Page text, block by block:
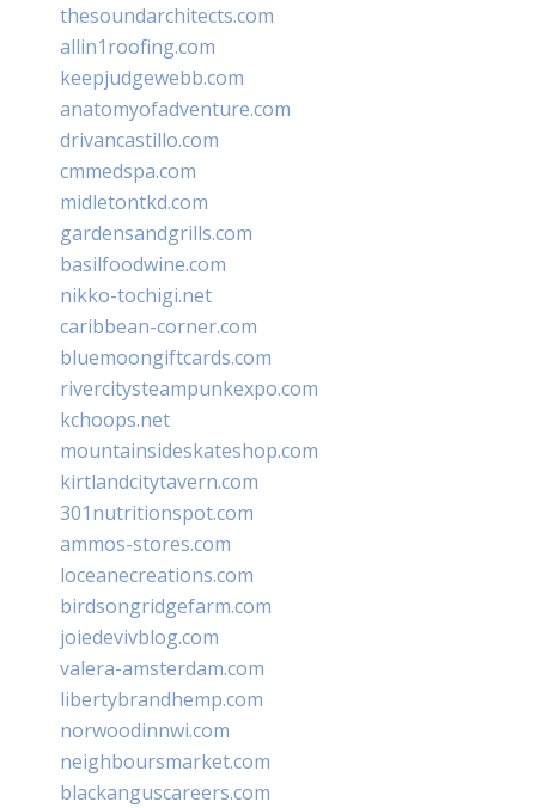
thesoundarchitects.com
allin1roofing.com
keepjudgewebb.com
anatomyofadventure.com
drivancastillo.com
cmmedspa.com
midletontkd.com
gardensandgrills.com
basilfoodwine.com
nikko-tochigi.net
caribbean-corner.com
bluemoongiftcards.com
rivercitysteampunkexpo.com
kchoops.net
mountainsideskateshop.com
kirtlandcitytavern.com
301nutritionspot.com
ammos-stores.com
loceanecreations.com
birdsongridgefarm.com
joiedevivblog.com
valera-amsterdam.com
libertybrandhemp.com
norwoodinnwi.com
neighboursmarket.com
blackanguscareers.com